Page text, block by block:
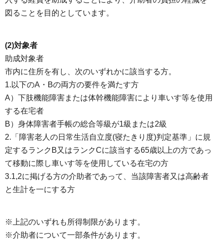
図ることを目的としています。
(2)対象者
助成対象者
市内に住所を有し、次のいずれかに該当する方。
1.以下のA・Bの両方の要件を満たす方
A）下肢機能障害または体幹機能障害により車いす等を使用
する在宅者
B）身体障害者手帳の総合等級が1級または2級
2.「障害老人の日常生活自立度(寝たきり度)判定基準」に規
定するランクB又はランクCに該当する65歳以上の方であっ
て移動に際し車いす等を使用している在宅の方
3.1,2に掲げる方の介助者であって、当該障害者又は高齢者
と生計を一にする方
※上記のいずれも所得制限があります。
※介助者について一部条件があります。